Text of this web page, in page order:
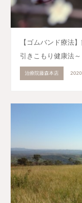
【ゴムバンド療法
引きこもり健康法～
治療院藤森本店